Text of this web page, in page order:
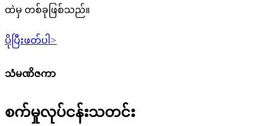
ထဲမှ တစ်ခုဖြစ်သည်။
ပိုပြီးဖတ်ပါ >
သံမဏိဇကာ
စက်မှုလုပ်ငန်းသတင်း